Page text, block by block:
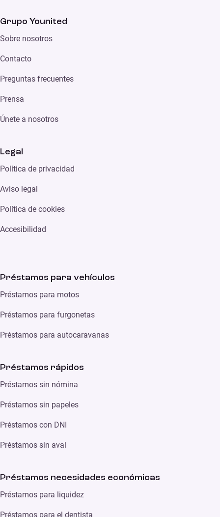
Grupo Younited
Sobre nosotros
Contacto
Preguntas frecuentes
Prensa
Únete a nosotros
Legal
Política de privacidad
Aviso legal
Política de cookies
Accesibilidad
Préstamos para vehículos
Préstamos para motos
Préstamos para furgonetas
Préstamos para autocaravanas
Préstamos rápidos
Préstamos sin nómina
Préstamos sin papeles
Préstamos con DNI
Préstamos sin aval
Préstamos necesidades económicas
Préstamos para liquidez
Préstamos para el dentista